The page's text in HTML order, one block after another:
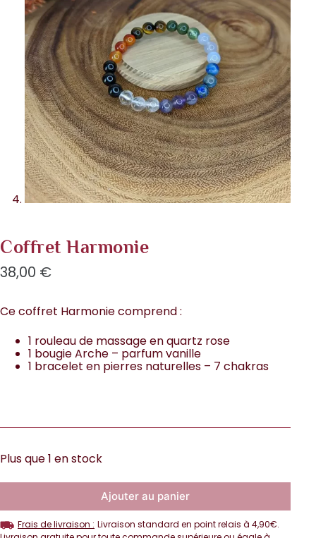
Coffret Harmonie
38,00 €
Ce coffret Harmonie comprend :
1 rouleau de massage en quartz rose
1 bougie Arche – parfum vanille
1 bracelet en pierres naturelles – 7 chakras
Plus que 1 en stock
Ajouter au panier
Frais de livraison : Livraison standard en point relais à 4,90€.